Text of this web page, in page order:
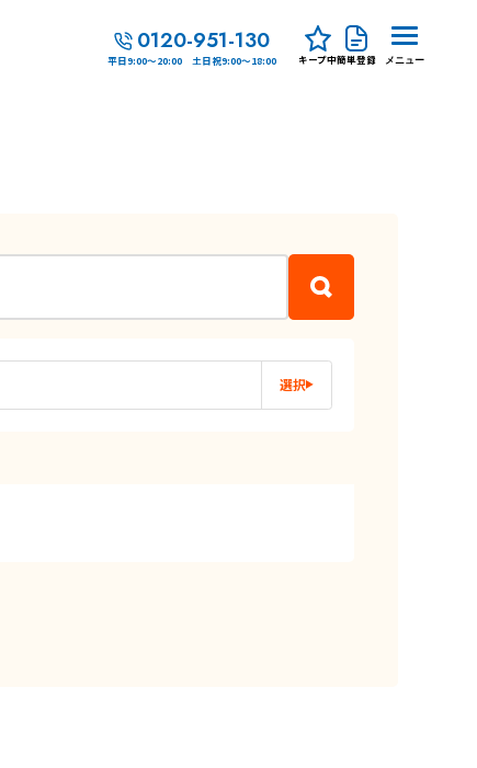
0120-951-130
平日9:00～20:00 土日祝9:00～18:00 キープ中簡単登録 メニュー
選択